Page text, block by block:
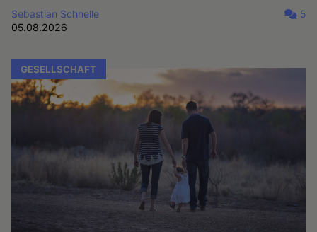
Sebastian Schnelle
05.08.2026
5
GESELLSCHAFT